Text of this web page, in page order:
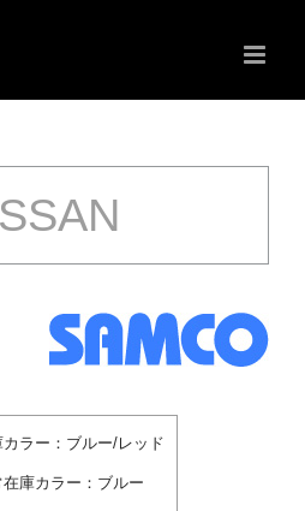
ラー：ブルー/レッド
庫カラー：ブルー